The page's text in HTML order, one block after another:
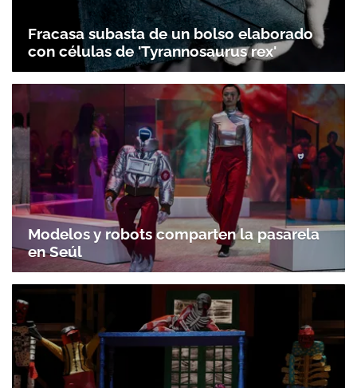
Fracasa subasta de un bolso elaborado
con células de 'Tyrannosaurus rex'
Modelos y robots comparten la pasarela
en Seúl